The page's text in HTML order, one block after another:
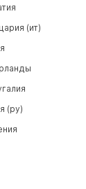
(ит)
(ру)